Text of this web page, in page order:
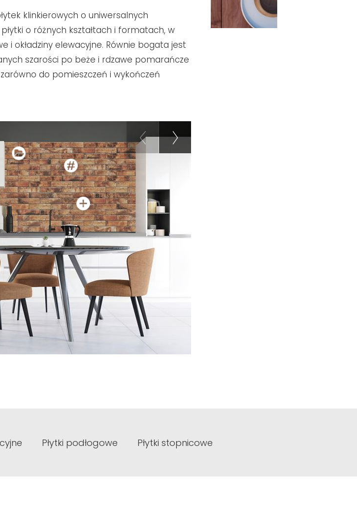
klinkierowych o uniwersalnych
o różnych kształtach i formatach, w
i okładziny elewacyjne. Równie bogata jest
szarości po beże i rdzawe pomarańcze
do pomieszczeń i wykończeń
Płytki podłogowe Płytki stopnicowe